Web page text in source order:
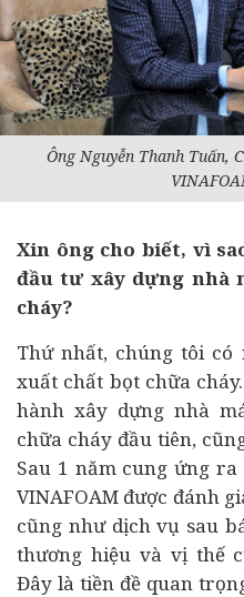
Ông Nguyễn Thanh Tuấn,
Xin ông cho biết, vì
đầu tư xây dựng nhà
cháy?
Thứ nhất, chúng tôi có
xuất chất bọt chữa
hành xây dựng nhà
chữa cháy đầu tiên,
Sau 1 năm cung ứng
VINAFOAM được đánh
cũng như dịch vụ sau
thương hiệu và vị thế
Đây là tiền đề quan